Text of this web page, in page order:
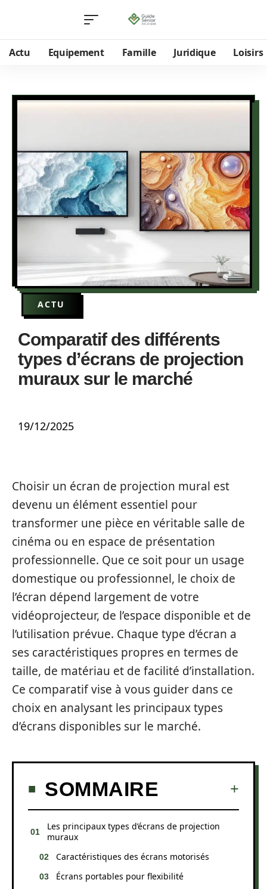
Actu Equipement Famille Juridique Loisirs
ACTU
Comparatif des différents
types d’écrans de projection
muraux sur le marché
19/12/2025
Choisir un écran de projection mural est
devenu un élément essentiel pour
transformer une pièce en véritable salle de
cinéma ou en espace de présentation
professionnelle. Que ce soit pour un usage
domestique ou professionnel, le choix de
l’écran dépend largement de votre
vidéoprojecteur, de l’espace disponible et de
l’utilisation prévue. Chaque type d’écran a
ses caractéristiques propres en termes de
taille, de matériau et de facilité d’installation.
Ce comparatif vise à vous guider dans ce
choix en analysant les principaux types
d’écrans disponibles sur le marché.
SOMMAIRE
Les principaux types d’écrans de projection
muraux
Caractéristiques des écrans motorisés
Écrans portables pour flexibilité